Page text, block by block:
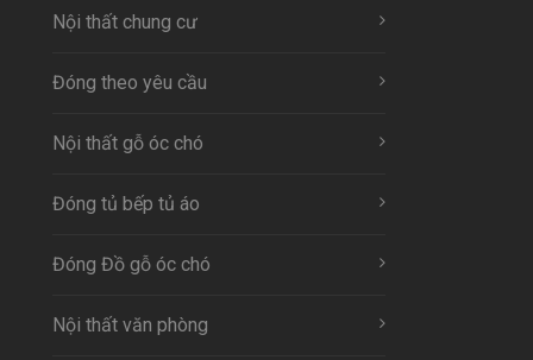
Nội thất chung cư
Đóng theo yêu cầu
Nội thất gỗ óc chó
Đóng tủ bếp tủ áo
Đóng Đồ gỗ óc chó
Nội thất văn phòng